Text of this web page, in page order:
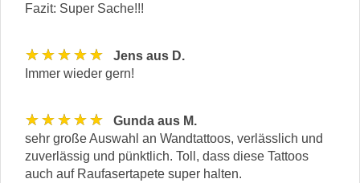
Fazit: Super Sache!!!
★★★★★
Jens aus D.
Immer wieder gern!
★★★★★
Gunda aus M.
sehr große Auswahl an Wandtattoos, verlässlich und
zuverlässig und pünktlich. Toll, dass diese Tattoos
auch auf Raufasertapete super halten.